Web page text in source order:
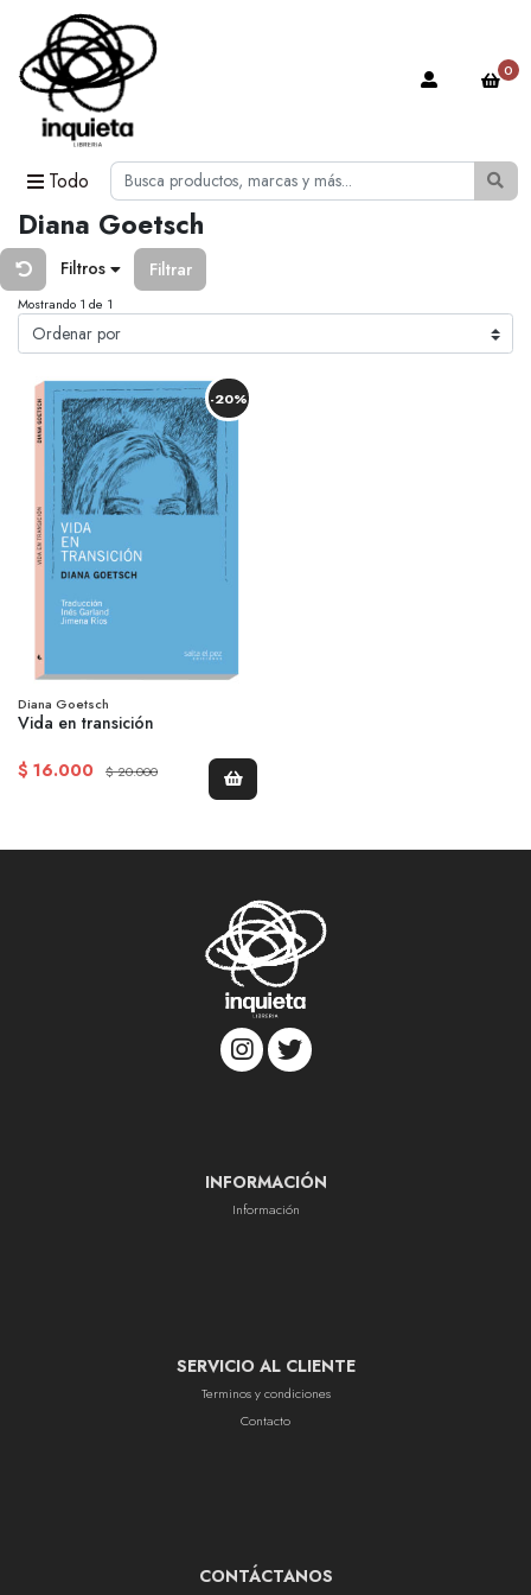
Todo
0
Diana Goetsch
Filtros Filtrar
Mostrando 1 de 1
-20%
Diana Goetsch
Vida en transición
$ 16.000
$ 20.000
INFORMACIÓN
Información
SERVICIO AL CLIENTE
Terminos y condiciones
Contacto
CONTÁCTANOS